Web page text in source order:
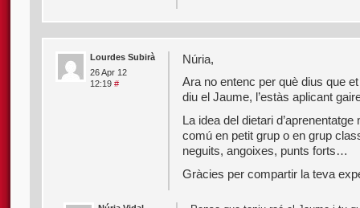
Lourdes Subirà
26 Apr 12
12:19 #
Núria,
Ara no entenc per què dius que
diu el Jaume, l’estàs aplicant
La idea del dietari
comú en petit grup o en grup
neguits, angoixes, punts forts…
Gràcies per compartir la teva